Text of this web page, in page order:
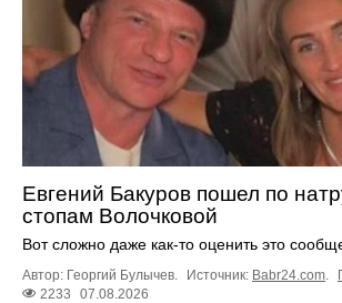
Евгений Бакуров пошел по
стопам Волочковой
Вот сложно даже как-то оценить это
Автор: Георгий Булычев. Источник: Babr24.com
2233
07.08.2026